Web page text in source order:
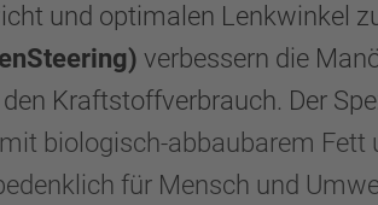
und optimalen Lenkwinkel
verbessern die
Kraftstoffverbrauch. Der
biologisch-abbaubarem Fett
für Mensch und